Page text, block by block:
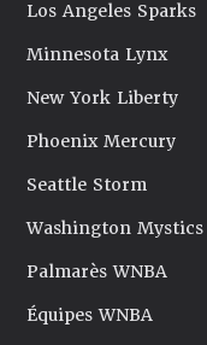
Los Angeles Sparks
Minnesota Lynx
New York Liberty
Phoenix Mercury
Seattle Storm
Washington Mystics
Palmarès WNBA
Équipes WNBA